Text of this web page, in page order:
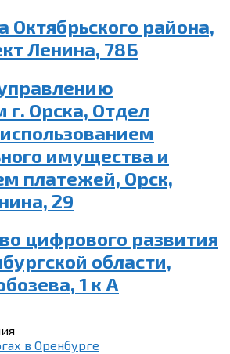
Октябрьского района,
Ленина, 78Б
Орска, Отдел
имущества и
платежей, Орск,
29
цифрового развития
области,
1 к А
в Оренбурге